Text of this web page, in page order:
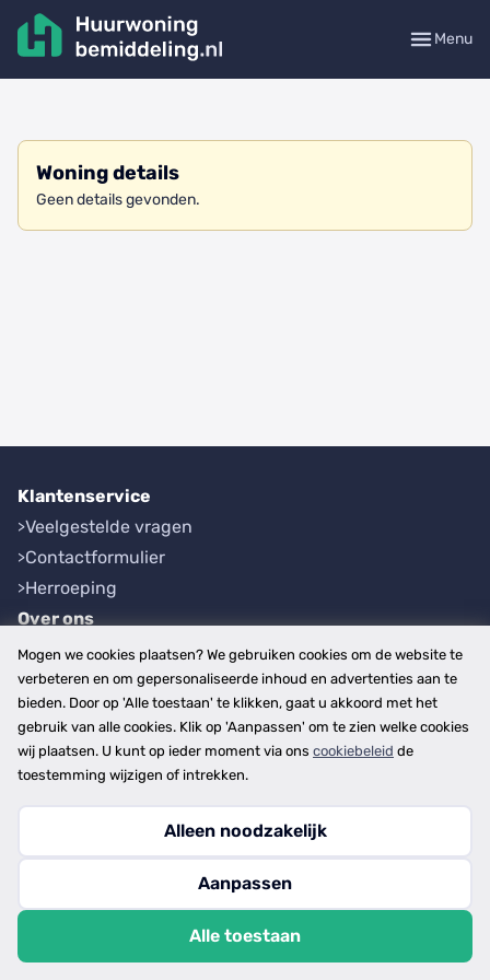
Menu
Woning details
Geen details gevonden.
Klantenservice
Veelgestelde vragen
Contactformulier
Herroeping
Over ons
Bedrijfsgegevens
Werkwijze
Overzichten
Plaatsen
Provincies
Copyright © 2026
privacy- en cookiebeleid
Mogen we cookies plaatsen? We gebruiken cookies om de website te
verbeteren en om gepersonaliseerde inhoud en advertenties aan te
bieden. Door op 'Alle toestaan' te klikken, gaat u akkoord met het
gebruik van alle cookies. Klik op 'Aanpassen' om te zien welke cookies
wij plaatsen. U kunt op ieder moment via ons cookiebeleid de
toestemming wijzigen of intrekken.
Alleen noodzakelijk
Aanpassen
Alle toestaan